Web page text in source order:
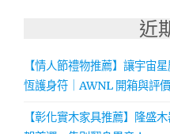
近
【情人節禮物推薦】讓宇宙
恆護身符｜AWNL 開箱與評
【彰化實木家具推薦】隆盛